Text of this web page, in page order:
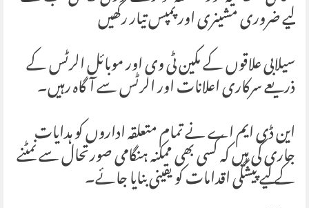
لیے ضروری مشینری اور پمپس تیار رکھیں
سیلابی علاقوں کے مکین ٹی وی اور موبائل الرٹس کے
ذریعے سرکاری اعلانات اور الرٹس سے آگاہ رہیں۔
این ڈی ایم اے نے تمام متعلقہ اداروں کو ہدایات
جاری کی ہیں کہ کسی بھی ممکنہ ہنگامی صورتحال سے نمٹنے
کے لیے پیشگی اقدامات کو یقینی بنایا جائے۔